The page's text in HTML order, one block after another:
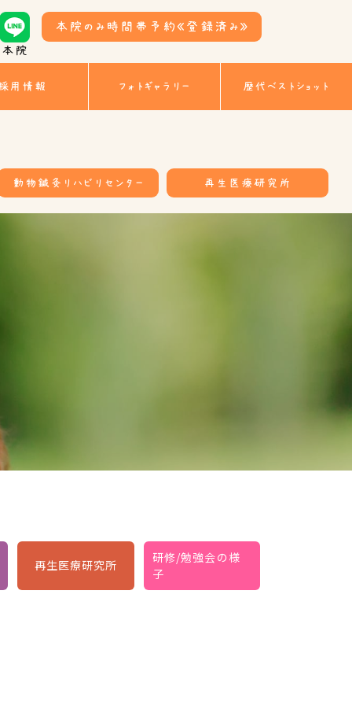
本院
本院のみ時間帯予約《登録済み》
用情報 フォトギャラリー 歴代ベストショット
動物鍼灸リハビリセンター 再生医療研究所
再生医療研究所
研修/勉強会の様
子